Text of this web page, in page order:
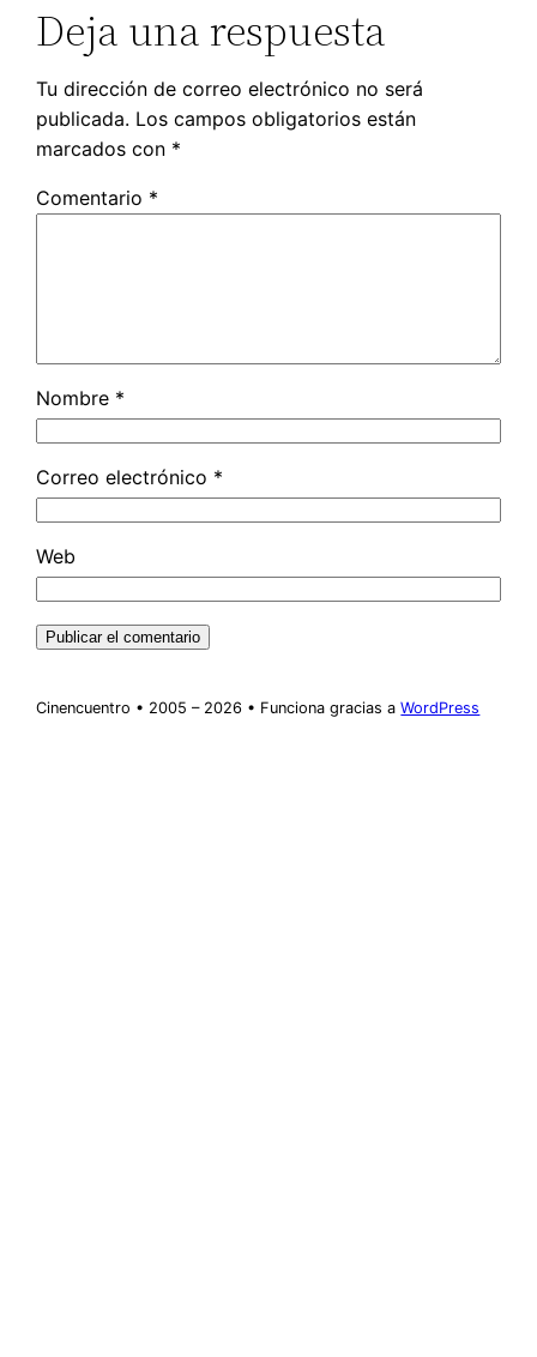
Deja una respuesta
Tu dirección de correo electrónico no será
publicada. Los campos obligatorios están
marcados con *
Comentario *
Nombre *
Correo electrónico *
Web
Cinencuentro • 2005 – 2026 • Funciona gracias aWordPress